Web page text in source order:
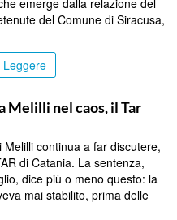
del Comune di Siracusa,
Leggere
Melilli nel caos, il Tar
continua a far discutere,
di Catania. La sentenza,
dice più o meno questo: la
mai stabilito, prima delle